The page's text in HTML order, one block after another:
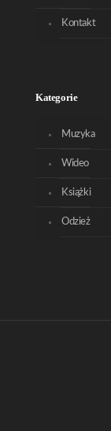
Kontakt
Kategorie
Muzyka
Wideo
Książki
Odzież